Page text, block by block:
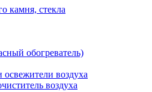
камня, стекла
обогреватель)
воздуха
воздуха